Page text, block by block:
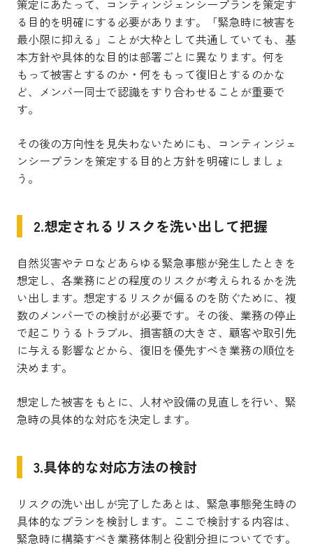
策定にあたって、 コンティンジェンシープランを策定す
る目的を明確にする必要があります。
「緊急時に被害を
最小限に抑える」ことが大枠として共通していても、基
本方針や具体的な目的は部署ごとに異なります。何を
もって被害とするのか・何をもって復旧とするのかな
ど、メンバー同士で認識をすり合わせることが重要で
す。
その後の方向性を見失わないためにも、コンティンジェ
ンシープランを策定する目的と方針を明確にしましょ
う。
2.想定されるリスクを洗い出して把握
自然災害やテロなどあらゆる緊急事態が発生したときを
想定し、各業務にどの程度のリスクが考えられるかを洗
い出します。 想定するリスクが偏るのを防ぐために、複
数のメンバーでの検討が必要です。その後、業務の停止
で起こりうるトラブル、損害額の大きさ、顧客や取引先
に与える影響などから、復旧を優先すべき業務の順位を
決めます。
想定した被害をもとに、人材や設備の見直しを行い、緊
急時の具体的な対応を決定します。
3.具体的な対応方法の検討
リスクの洗い出しが完了したあとは、緊急事態発生時の
具体的なプランを検討します。 ここで検討する内容は、
緊急時に構築すべき業務体制と役割分担についてです。